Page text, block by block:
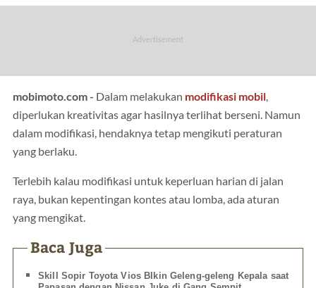
mobimoto.com - Dalam melakukan modifikasi mobil,
diperlukan kreativitas agar hasilnya terlihat berseni. Namun
dalam modifikasi, hendaknya tetap mengikuti peraturan
yang berlaku.
Terlebih kalau modifikasi untuk keperluan harian di jalan
raya, bukan kepentingan kontes atau lomba, ada aturan
yang mengikat.
Baca Juga
Skill Sopir Toyota Vios BIkin Geleng-geleng Kepala saat